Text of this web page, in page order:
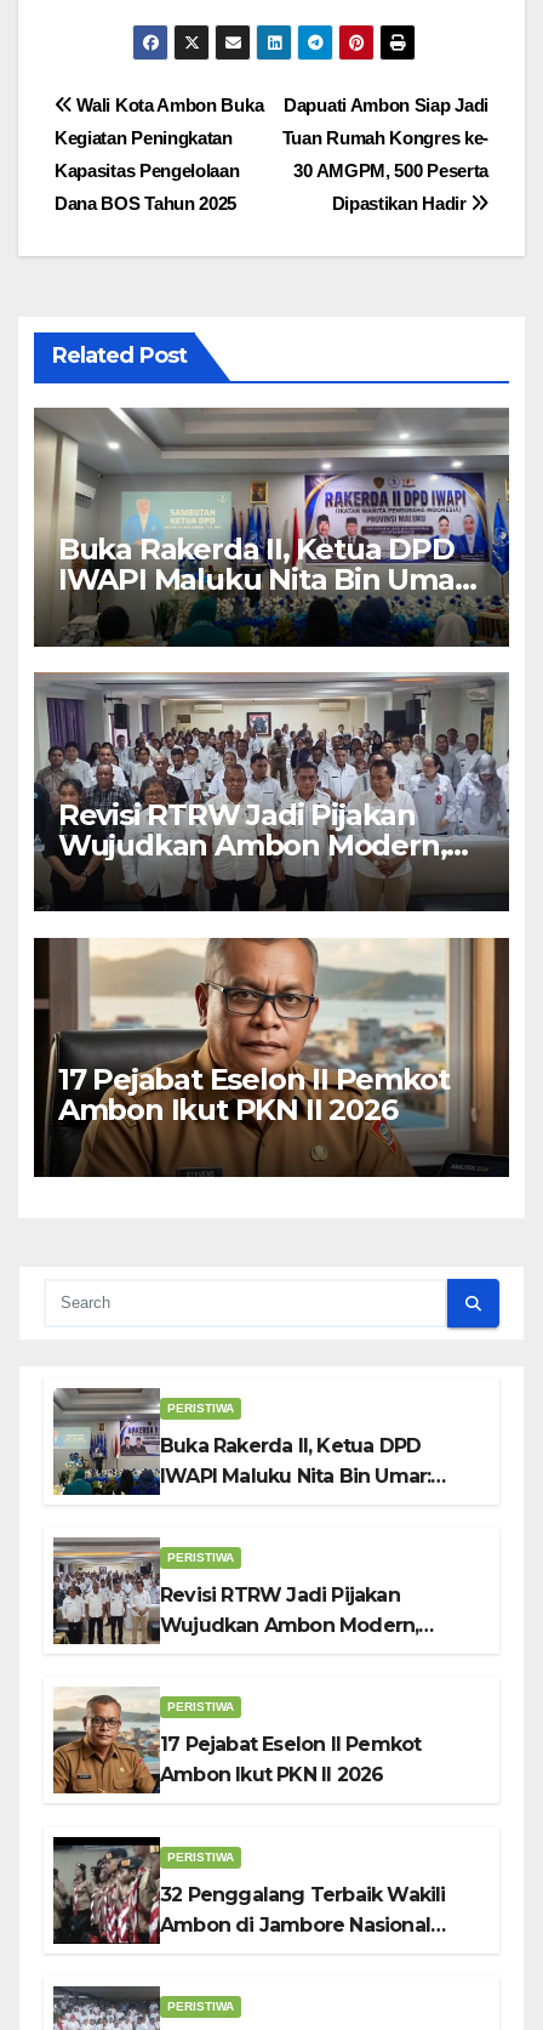
Navigasi
pos
Dapuati Ambon Siap Jadi
Tuan Rumah Kongres ke-
30 AMGPM, 500 Peserta
Dipastikan Hadir
Wali Kota Ambon Buka
Kegiatan Peningkatan
Kapasitas Pengelolaan
Dana BOS Tahun 2025
Related Post
Buka Rakerda II, Ketua DPD
IWAPI Maluku Nita Bin Umar:
Perempuan Pengusaha Pilar
Penggerak UMKM
Revisi RTRW Jadi Pijakan
Wujudkan Ambon Modern,
Nyaman dan Berkelanjutan,
Kata Wali Kota Bodewin
17 Pejabat Eselon II Pemkot
Ambon Ikut PKN II 2026
PERISTIWA
Buka Rakerda II, Ketua DPD
IWAPI Maluku Nita Bin Umar:
PERISTIWA
Revisi RTRW Jadi Pijakan
Wujudkan Ambon Modern,
PERISTIWA
17 Pejabat Eselon II Pemkot
Ambon Ikut PKN II 2026
PERISTIWA
32 Penggalang Terbaik Wakili
Ambon di Jambore Nasional
PERISTIWA